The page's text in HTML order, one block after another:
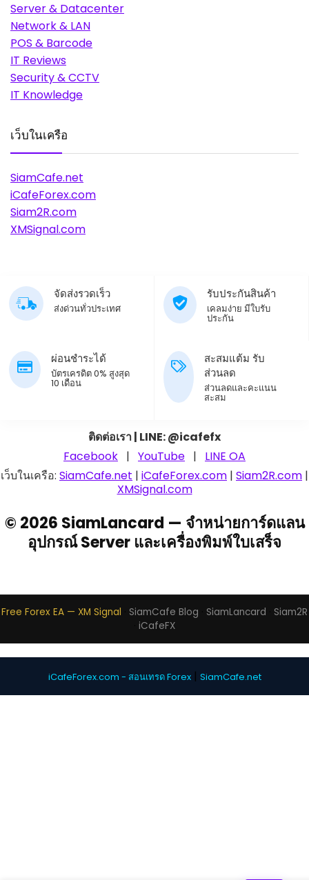
Server & Datacenter
Network & LAN
POS & Barcode
IT Reviews
Security & CCTV
IT Knowledge
เว็บในเครือ
SiamCafe.net
iCafeForex.com
Siam2R.com
XMSignal.com
จัดส่งรวดเร็ว
ส่งด่วนทั่วประเทศ
รับประกันสินค้า
เคลมง่าย มีใบรับ
ประกัน
ผ่อนชำระได้
บัตรเครดิต 0% สูงสุด
10 เดือน
สะสมแต้ม รับ
ส่วนลด
ส่วนลดและคะแนน
สะสม
ติดต่อเรา | LINE: @icafefx
Facebook | YouTube |
LINE OA
เว็บในเครือ: SiamCafe.net | iCafeForex.com | Siam2R.com |
XMSignal.com
© 2026 SiamLancard — จำหน่ายการ์ดแลน
อุปกรณ์ Server และเครื่องพิมพ์ใบเสร็จ
Free Forex EA — XM Signal SiamCafe Blog SiamLancard
Siam2R
iCafeFX
iCafeForex.com - สอนเทรด Forex| SiamCafe.net